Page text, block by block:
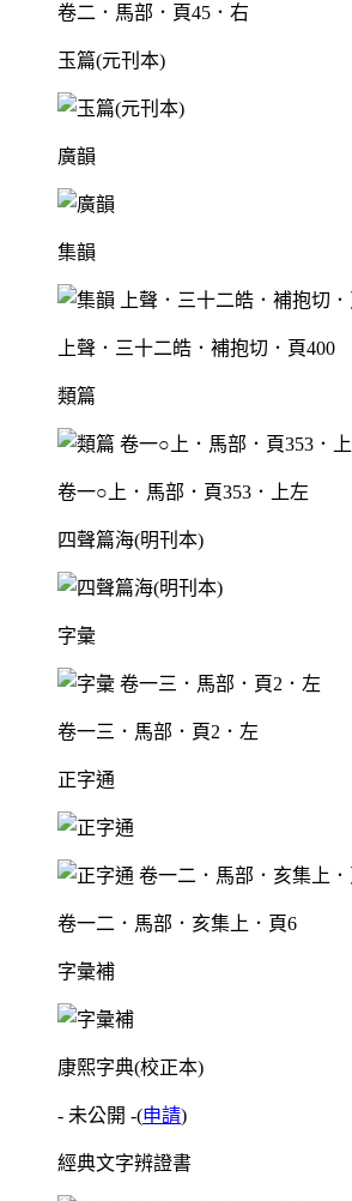
卷二．馬部．頁45．右
玉篇(元刊本)
廣韻
集韻
上聲．三十二皓．補抱切．頁400
類篇
卷一○上．馬部．頁353．上左
四聲篇海(明刊本)
字彙
卷一三．馬部．頁2．左
正字通
卷一二．馬部．亥集上．頁6
字彙補
康熙字典(校正本)
- 未公開 -(申請)
經典文字辨證書